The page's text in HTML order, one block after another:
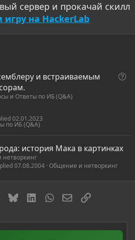
сервер и прокачай скилл
игру на HackerLab
В
и встраиваемым
и Ответы по ИБ (Q&A)
по ИБ (Q&A)
02.01.2023
история Мака в картинках
Общение и нетворкинг
07.08.2004
BlueskyLinkedInWhatsAppЭлектронная
Ссылка